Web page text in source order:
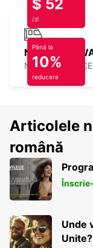
NIORT
NIORT - FRANCE
NIORT
NIORT - FRANCE
$ 52
/zi
Până la
10%
reducere
Articolele
română
Unde
Unite?